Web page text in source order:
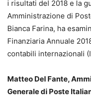
i risultati del 2018 e la
Amministrazione di
Bianca Farina, ha
Finanziaria Annuale
contabili internazionali
Matteo Del Fante,
Generale di Poste